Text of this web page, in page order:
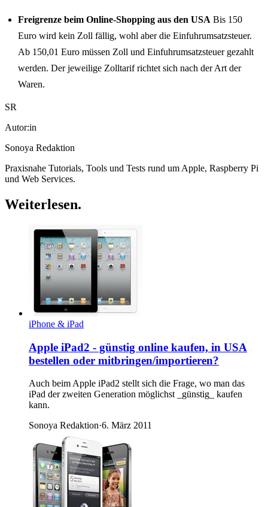
Freigrenze beim Online-Shopping aus den USA Bis 150
Euro wird kein Zoll fällig, wohl aber die Einfuhrumsatzsteuer.
Ab 150,01 Euro müssen Zoll und Einfuhrumsatzsteuer gezahlt
werden. Der jeweilige Zolltarif richtet sich nach der Art der
Waren.
SR
Autor:in
Sonoya Redaktion
Praxisnahe Tutorials, Tools und Tests rund um Apple, Raspberry Pi
und Web Services.
Weiterlesen.
iPhone & iPad
Apple iPad2 - günstig online kaufen, in USA
bestellen oder mitbringen/importieren?
Auch beim Apple iPad2 stellt sich die Frage, wo man das
iPad der zweiten Generation möglichst _günstig_ kaufen
kann.
Sonoya Redaktion·6. März 2011